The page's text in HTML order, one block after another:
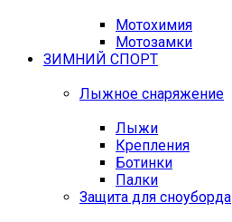
Мотохимия
Мотозамки
ЗИМНИЙ СПОРТ
Лыжное снаряжение
Лыжи
Крепления
Ботинки
Палки
Защита для сноуборда